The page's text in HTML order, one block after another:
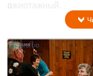
ажиотажный.